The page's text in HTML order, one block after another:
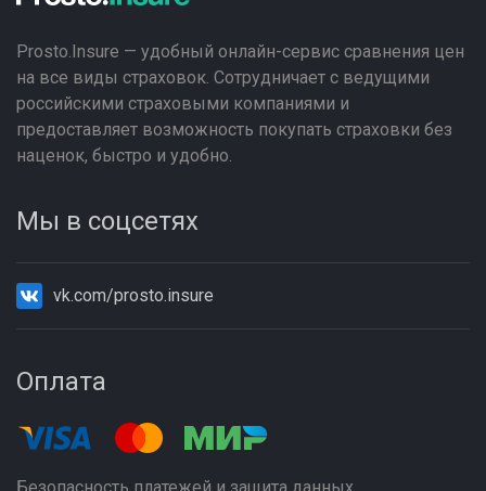
Prosto.Insure — удобный онлайн-сервис сравнения цен
на все виды страховок. Сотрудничает с ведущими
российскими страховыми компаниями и
предоставляет возможность покупать страховки без
наценок, быстро и удобно.
Мы в соцсетях
vk.com/prosto.insure
Оплата